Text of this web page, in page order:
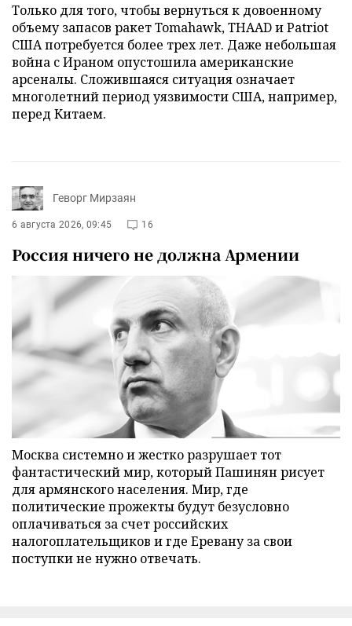
Только для того, чтобы вернуться к довоенному
объему запасов ракет Tomahawk, THAAD и Patriot
США потребуется более трех лет. Даже небольшая
война с Ираном опустошила американские
арсеналы. Сложившаяся ситуация означает
многолетний период уязвимости США, например,
перед Китаем.
Геворг Мирзаян
6 августа 2026, 09:45 16
Россия ничего не должна Армении
Москва системно и жестко разрушает тот
фантастический мир, который Пашинян рисует
для армянского населения. Мир, где
политические прожекты будут безусловно
оплачиваться за счет российских
налогоплательщиков и где Еревану за свои
поступки не нужно отвечать.